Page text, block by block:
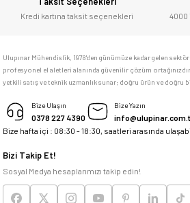
adresim Ulupınar.com.tr
memnun kaldım
Deneyimini Paylaş
Kredi kartına taksit seçenekleri
4000
Ulupınar Mühendislik, 1978'den günümüze kadar gelen
profesyonel el aletleri alanında güvenilir çözüm
yetkili satış ve teknik uzmanlık sunar; doğru ürün ve doğru
Bize Ulaşın
0378 227 4390
Bize Yazın
Bize hafta içi : 08:30 - 18:30, saatleri arasında
Bizi Takip Et!
Sosyal Medya hesaplarımızı takip edin!